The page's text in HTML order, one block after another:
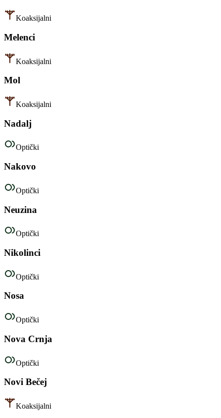
Koaksijalni
Melenci
Koaksijalni
Mol
Koaksijalni
Nadalj
Optički
Nakovo
Optički
Neuzina
Optički
Nikolinci
Optički
Nosa
Optički
Nova Crnja
Optički
Novi Bečej
Koaksijalni